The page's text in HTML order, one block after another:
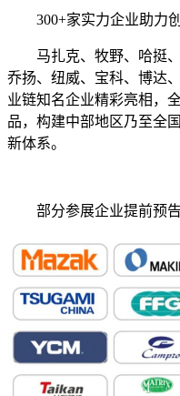
300+家实力企业助力
马扎克、牧野、哈挺
乔扬、纽威、宝科、博达
业链知名企业精彩亮相，
品，构建中部地区乃至全
新体系。
部分参展企业提前预告